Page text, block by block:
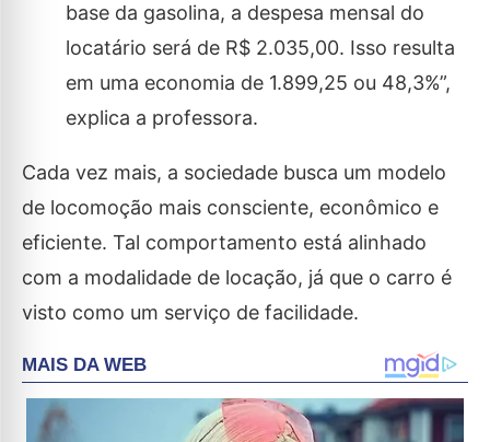
base da gasolina, a despesa mensal do
locatário será de R$ 2.035,00. Isso resulta
em uma economia de 1.899,25 ou 48,3%”,
explica a professora.
Cada vez mais, a sociedade busca um modelo
de locomoção mais consciente, econômico e
eficiente. Tal comportamento está alinhado
com a modalidade de locação, já que o carro é
visto como um serviço de facilidade.